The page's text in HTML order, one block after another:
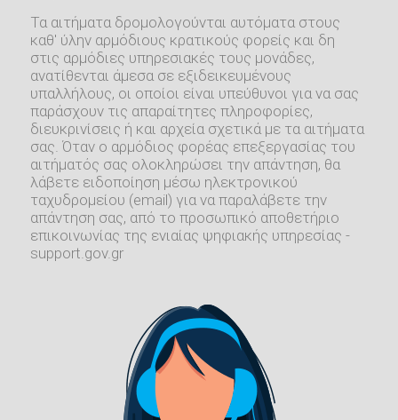
Τα αιτήματα δρομολογούνται αυτόματα στους
καθ' ύλην αρμόδιους κρατικούς φορείς και δη
στις αρμόδιες υπηρεσιακές τους μονάδες,
ανατίθενται άμεσα σε εξιδεικευμένους
υπαλλήλους, οι οποίοι είναι υπεύθυνοι για να σας
παράσχουν τις απαραίτητες πληροφορίες,
διευκρινίσεις ή και αρχεία σχετικά με τα αιτήματα
σας. Όταν ο αρμόδιος φορέας επεξεργασίας του
αιτήματός σας ολοκληρώσει την απάντηση, θα
λάβετε ειδοποίηση μέσω ηλεκτρονικού
ταχυδρομείου (email) για να παραλάβετε την
απάντηση σας, από το προσωπικό αποθετήριο
επικοινωνίας της ενιαίας ψηφιακής υπηρεσίας -
support.gov.gr